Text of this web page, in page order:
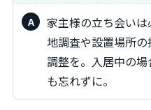
家主様の立ち会いは必須ではありませんが、現
地調査や設置場所
調整を。入居中の
も忘れずに。